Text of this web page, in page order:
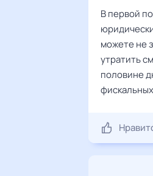
В первой
можете не
утратить
половине